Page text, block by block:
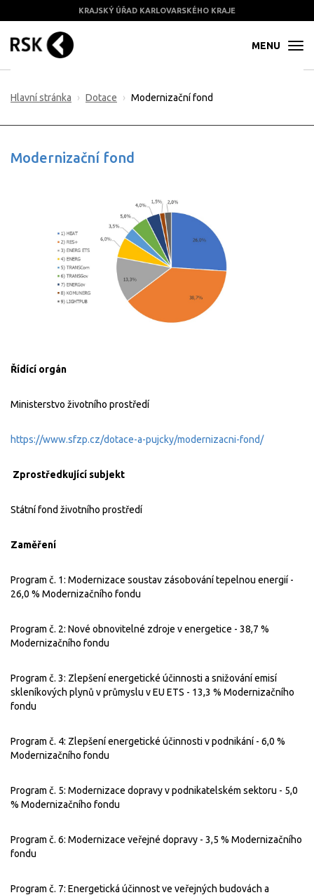
KRAJSKÝ ÚŘAD KARLOVARSKÉHO KRAJE
MENU
Hlavní stránka Dotace Modernizační fond
Modernizační fond
Řídící orgán
Ministerstvo životního prostředí
https://www.sfzp.cz/dotace-a-pujcky/modernizacni-fond/
Zprostředkující subjekt
Státní fond životního prostředí
Zaměření
Program č. 1: Modernizace soustav zásobování tepelnou energií -
26,0 % Modernizačního fondu
Program č. 2: Nové obnovitelné zdroje v energetice - 38,7 %
Modernizačního fondu
Program č. 3: Zlepšení energetické účinnosti a snižování emisí
skleníkových plynů v průmyslu v EU ETS - 13,3 % Modernizačního
fondu
Program č. 4: Zlepšení energetické účinnosti v podnikání - 6,0 %
Modernizačního fondu
Program č. 5: Modernizace dopravy v podnikatelském sektoru - 5,0
% Modernizačního fondu
Program č. 6: Modernizace veřejné dopravy - 3,5 % Modernizačního
fondu
Program č. 7: Energetická účinnost ve veřejných budovách a